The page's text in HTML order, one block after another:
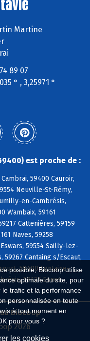
possible, Biocoop utilise
optimale du site, pour
trafic et la performance
personnalisée en toute
à tout moment en
pour vous ?
les cookies
Martine
89 07
° , 3,25971 °
est proche de :
59400 Cauroir,
Neuville-St-Rémy,
en-Cambrésis,
Wambaix, 59161
Cattenières, 59159
Naves, 59258
59554 Sailly-lez-
59267 Cantaing s/Escaut,
59400 Fontaine-
59127 Esnes
Biocoop
2026